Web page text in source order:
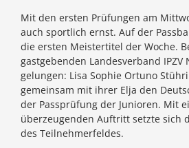
Mit den ersten Prüfungen am
auch sportlich ernst. Auf der
die ersten Meistertitel der Woche.
gastgebenden Landesverband
gelungen: Lisa Sophie Ortuno
gemeinsam mit ihrer Elja den
der Passprüfung der Junioren. Mit
überzeugenden Auftritt setzte sich
des Teilnehmerfeldes.